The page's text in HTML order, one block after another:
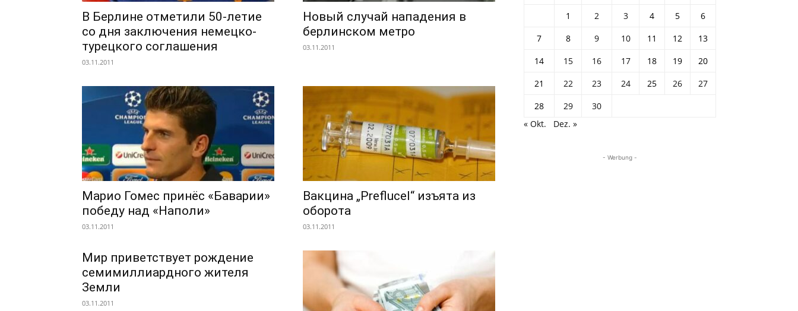
В Берлине отметили 50-летие
со дня заключения немецко-
турецкого соглашения
03.11.2011
Новый случай нападения в
берлинском метро
03.11.2011
Марио Гомес принёс «Баварии»
победу над «Наполи»
03.11.2011
Вакцина „Preflucel“ изъята из
оборота
03.11.2011
Мир приветствует рождение
семимиллиардного жителя
Земли
03.11.2011
1 2 3 4 5
6
7
8 9 10 11 12
13
14
15 16 17 18 19
20
21
22 23 24 25 26
27
28
29
30
« Okt.
Dez. »
- Werbung -